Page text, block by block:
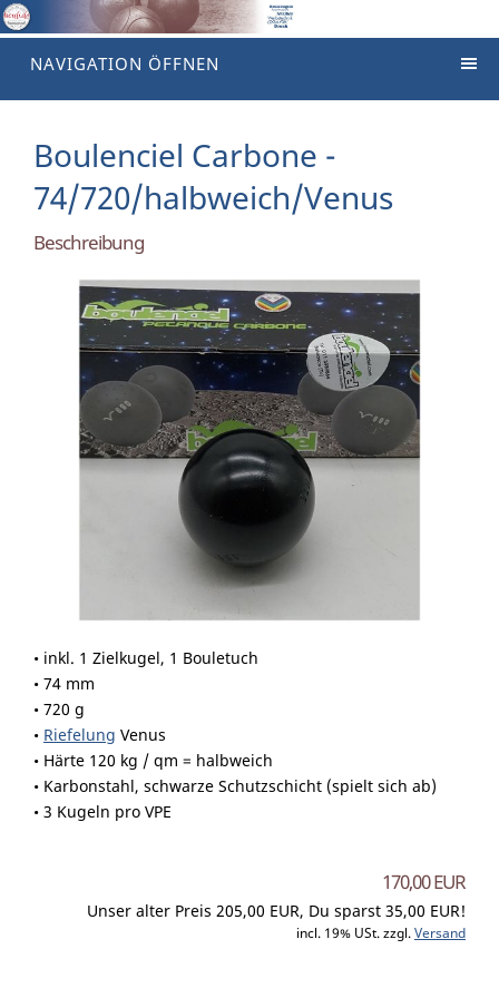
NAVIGATION ÖFFNEN
Boulenciel Carbone -
74/720/halbweich/Venus
Beschreibung
• inkl. 1 Zielkugel, 1 Bouletuch
• 74 mm
• 720 g
• Riefelung Venus
• Härte 120 kg / qm = halbweich
• Karbonstahl, schwarze Schutzschicht (spielt sich ab)
• 3 Kugeln pro VPE
170,00 EUR
Unser alter Preis 205,00 EUR, Du sparst 35,00 EUR!
incl. 19% USt. zzgl. Versand